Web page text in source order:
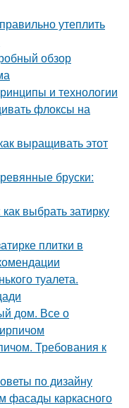
утеплить
обзор
и технологии
флоксы на
выращивать этот
бруски:
выбрать затирку
плитки в
туалета.
дом. Все о
Требования к
по дизайну
фасады каркасного